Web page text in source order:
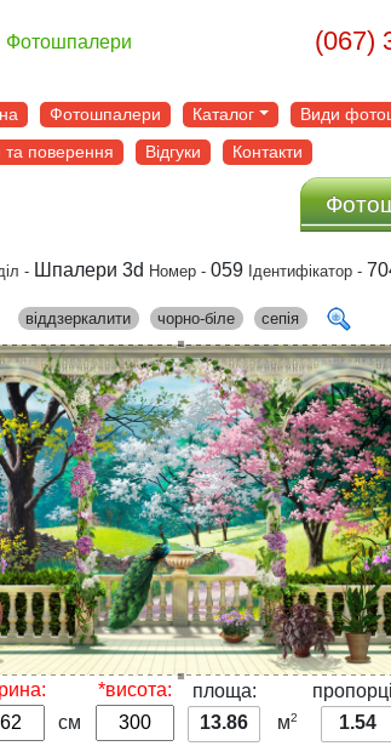
Фотошпалери (067)
Фотошпалери Каталог Види
та поверення
Відгуки Контакти
- Шпалери 3d Номер - 059 Ідентифікатор -
віддзеркалити чорно-біле сепія
см
*висота:
площа:
13.86
м2
1.54